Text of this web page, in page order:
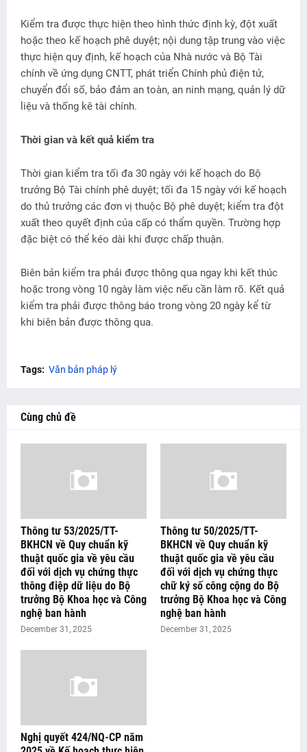
Kiểm tra được thực hiện theo hình thức định kỳ, đột xuất
hoặc theo kế hoạch phê duyệt; nội dung tập trung vào việc
thực hiện quy định, kế hoạch của Nhà nước và Bộ Tài
chính về ứng dụng CNTT, phát triển Chính phủ điện tử,
chuyển đổi số, bảo đảm an toàn, an ninh mạng, quản lý dữ
liệu và thống kê tài chính.
Thời gian và kết quả kiểm tra
Thời gian kiểm tra tối đa 30 ngày với kế hoạch do Bộ
trưởng Bộ Tài chính phê duyệt; tối đa 15 ngày với kế hoạch
do thủ trưởng các đơn vị thuộc Bộ phê duyệt; kiểm tra đột
xuất theo quyết định của cấp có thẩm quyền. Trường hợp
đặc biệt có thể kéo dài khi được chấp thuận.
Biên bản kiểm tra phải được thông qua ngay khi kết thúc
hoặc trong vòng 10 ngày làm việc nếu cần làm rõ. Kết quả
kiểm tra phải được thông báo trong vòng 20 ngày kể từ
khi biên bản được thông qua.
Tags: Văn bản pháp lý
Cùng chủ đề
Thông tư 53/2025/TT-
BKHCN về Quy chuẩn kỹ
thuật quốc gia về yêu cầu
đối với dịch vụ chứng thực
thông điệp dữ liệu do Bộ
trưởng Bộ Khoa học và Công
nghệ ban hành
December 31, 2025
Thông tư 50/2025/TT-
BKHCN về Quy chuẩn kỹ
thuật quốc gia về yêu cầu
đối với dịch vụ chứng thực
chữ ký số công cộng do Bộ
trưởng Bộ Khoa học và Công
nghệ ban hành
December 31, 2025
Nghị quyết 424/NQ-CP năm